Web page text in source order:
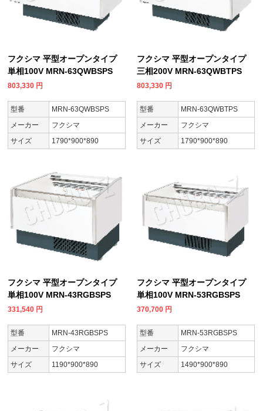
フクシマ 平型オープンタイプ
単相100V MRN-63QWBSPS
803,330 円
型番
MRN-63QWBSPS
メーカー
フクシマ
サイズ
1790*900*890
フクシマ 平型オープンタイプ
三相200V MRN-63QWBTPS
803,330 円
型番
MRN-63QWBTPS
メーカー
フクシマ
サイズ
1790*900*890
フクシマ 平型オープンタイプ
単相100V MRN-43RGBSPS
331,540 円
型番
MRN-43RGBSPS
メーカー
フクシマ
サイズ
1190*900*890
フクシマ 平型オープンタイプ
単相100V MRN-53RGBSPS
370,700 円
型番
MRN-53RGBSPS
メーカー
フクシマ
サイズ
1490*900*890